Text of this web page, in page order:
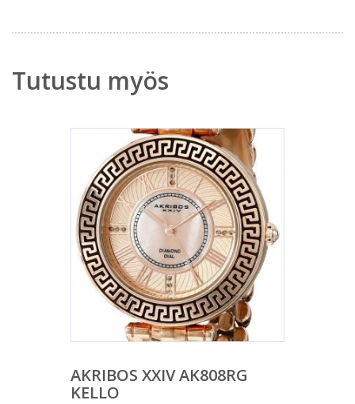
Tutustu myös
AKRIBOS XXIV AK808RG
KELLO